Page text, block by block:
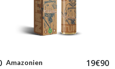
Amazonien 19€90